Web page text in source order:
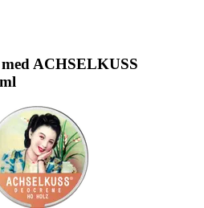
ACHSELKUSS